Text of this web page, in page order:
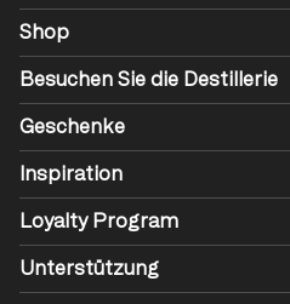
Shop
Besuchen Sie die Destillerie
Geschenke
Inspiration
Loyalty Program
Unterstützung